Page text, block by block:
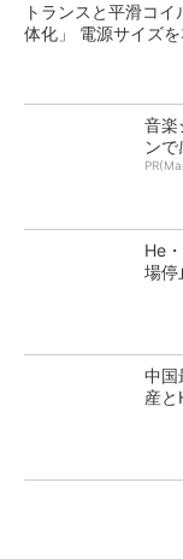
トランスと平滑コイ
体化」 電源サイズ
音楽
ン
He
場停
中
産と